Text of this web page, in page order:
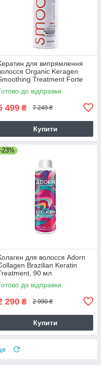
для випрямлення
Organic Keragen
Treatment Forte
946 млдо відправки
499 ₴ 7 249 ₴
Купити
для волосся Adorn
Brazilian Keratin
90 мл
до відправки
290 ₴ 2 990 ₴
Купити